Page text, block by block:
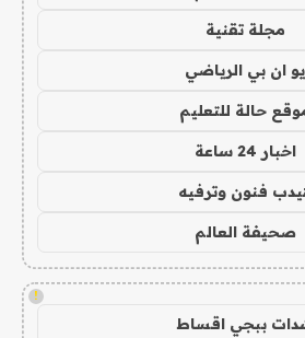
مجلة تقنية
يو ان بي الرياضي
حالة للتعليم
اخبار 24 ساعة
فنون وترفيه
صحيفة العالم
!
ببجي اقساط